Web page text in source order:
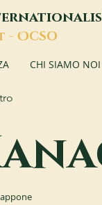
- OCSO
CHI SIAMO NOI